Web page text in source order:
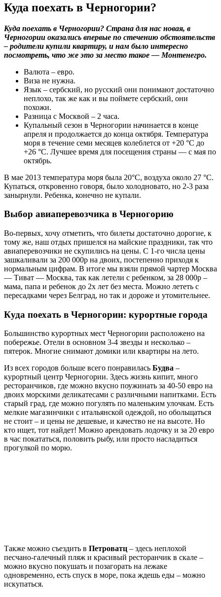
Куда поехать в Черногории?
Куда поехать в Черногории? Страна для нас новая, в
Черногории оказались впервые по стечению обстоятельств
– родители купили квартиру, и нам было интересно
посмотреть, что же это за место такое — Монтенегро.
Валюта – евро.
Виза не нужна.
Язык – сербский, но русский они понимают достаточно
неплохо, так же как и вы поймете сербский, они
похожи.
Разница с Москвой – 2 часа.
Купальный сезон в Черногории начинается в конце
апреля и продолжается до конца октября. Температура
моря в течение семи месяцев колеблется от +20 °C до
+26 °C. Лучшее время для посещения страны — с мая по
октябрь.
В мае 2013 температура моря была 20°C, воздуха около 27 °C.
Купаться, откровенно говоря, было холодновато, но 2-3 раза
занырнули. Ребенка, конечно не купали.
Выбор авиаперевозчика в Черногорию
Во-первых, хочу отметить, что билеты достаточно дорогие, к
тому же, наш отдых пришелся на майские праздники, так что
авиаперевозчики не скупились на цены. С 1-го числа цены
зашкаливали за 200 000р на двоих, постепенно приходя к
нормальным цифрам. В итоге мы взяли прямой чартер Москва
— Тиват — Москва, так как летели с ребенком, за 28 000р –
мама, папа и ребенок до 2х лет без места. Можно лететь с
пересадками через Белград, но так и дороже и утомительнее.
Куда поехать в Черногории: курортные города
Большинство курортных мест Черногории расположено на
побережье. Отели в основном 3-4 звезды и несколько –
пятерок. Многие снимают домики или квартиры на лето.
Из всех городов больше всего понравилась Будва –
курортный центр Черногории. Здесь жизнь кипит, много
ресторанчиков, где можно вкусно поужинать за 40-50 евро на
двоих морскими деликатесами с различными напитками. Есть
старый град, где можно погулять по маленьким улочкам. Есть
мелкие магазинчики с итальянской одеждой, но обольщаться
не стоит – и цены не дешевые, и качество не на высоте. Но
кто ищет, тот найдет! Можно арендовать лодочку и за 20 евро
в час покататься, половить рыбу, или просто насладиться
прогулкой по морю.
Также можно съездить в Петроватц – здесь неплохой
песчано-галечный пляж и красивый ресторанчик в скале –
можно вкусно покушать и позагорать на лежаке
одновременно, есть спуск в море, пока ждешь еды – можно
искупаться.